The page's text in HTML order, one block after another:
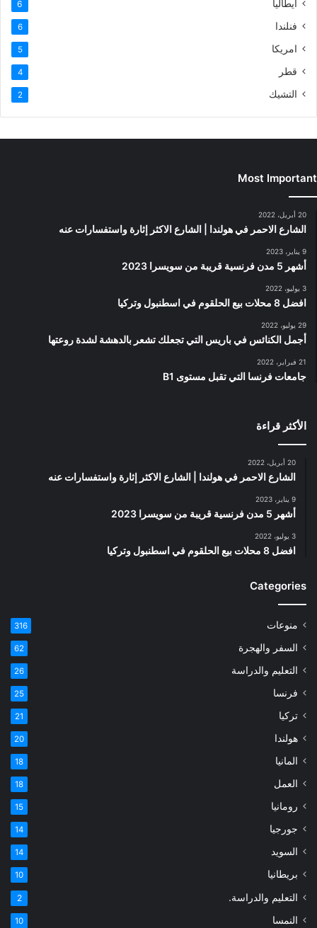
ايطاليا 6
فنلندا 6
امريكا 5
قطر 4
التشيك 2
Most Important
20 أبريل، 2022
الشارع الاحمر في هولندا | الشارع الاكثر إثارة واستفسارات عنه
9 يناير، 2023
أشهر 5 مدن فرنسية قريبة من سويسرا 2023
3 يوليو، 2022
افضل 8 محلات بيع الحلقوم في اسطنبول وتركيا
29 يوليو، 2022
أجمل الكنائس في باريس التي تجعلك تشعر بالدهشة لشدة روعتها
21 فبراير، 2022
جامعات فرنسا التي تقبل مستوى B1
الأكثر قراءة
20 أبريل، 2022
الشارع الاحمر في هولندا | الشارع الاكثر إثارة واستفسارات عنه
9 يناير، 2023
أشهر 5 مدن فرنسية قريبة من سويسرا 2023
3 يوليو، 2022
افضل 8 محلات بيع الحلقوم في اسطنبول وتركيا
Categories
منوعات 316
السفر والهجرة 62
التعليم والدراسة 26
فرنسا 25
تركيا 21
هولندا 20
المانيا 18
العمل 18
رومانيا 15
جورجيا 14
السويد 14
بريطانيا 10
التعليم والدراسة. 2
النمسا 10